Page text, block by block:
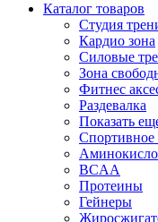
Каталог товаров
Студия
Кардио зона
Силовые
Зона
Фитнес
Раздевалка
Показать
Спортивное
BCAA
Протеины
Гейнеры